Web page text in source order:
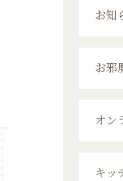
お知
お邪
オン
キッ